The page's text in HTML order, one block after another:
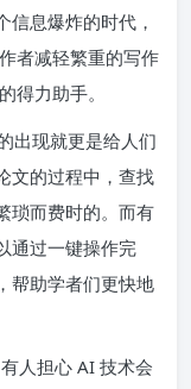
信息爆炸的时代，
者减轻繁重的写作
得力助手。
出现就更是给人们
文的过程中，查找
琐而费时的。而有
通过一键操作完
帮助学者们更快地
人担心 AI 技术会